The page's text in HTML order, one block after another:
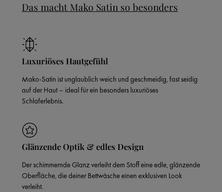
Das macht Mako Satin so besonders
Luxuriöses Hautgefühl
Mako-Satin ist unglaublich weich und geschmeidig, fast seidig
auf der Haut – ideal für ein besonders luxuriöses
Schlaferlebnis.
Glänzende Optik & edles Design
Der schimmernde Glanz verleiht dem Stoff eine edle, glänzende
Oberfläche, die deiner Bettwäsche einen exklusiven Look
verleiht.